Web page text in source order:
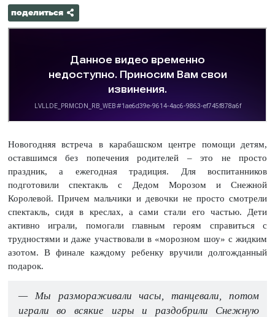
поделиться
Новогодняя встреча в карабашском центре помощи детям,
оставшимся без попечения родителей – это не просто
праздник, а ежегодная традиция. Для воспитанников
подготовили спектакль с Дедом Морозом и Снежной
Королевой. Причем мальчики и девочки не просто смотрели
спектакль, сидя в креслах, а сами стали его частью. Дети
активно играли, помогали главным героям справиться с
трудностями и даже участвовали в «морозном шоу» с жидким
азотом. В финале каждому ребенку вручили долгожданный
подарок.
— Мы размораживали часы, танцевали, потом
играли во всякие игры и раздобрили Снежную